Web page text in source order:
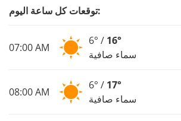
توقعات كل ساعة اليوم:
07:00 AM
6° / 16°
سماء صافية
08:00 AM
6° / 17°
سماء صافية